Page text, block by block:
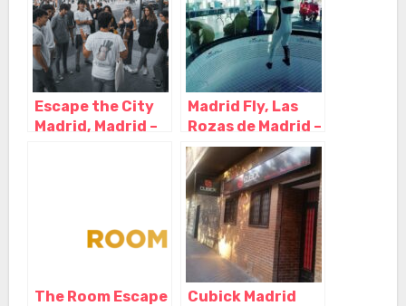
Escape the City
Madrid, Madrid –
Madrid Fly, Las
Rozas de Madrid –
Madrid
The Room Escape Cubick Madrid